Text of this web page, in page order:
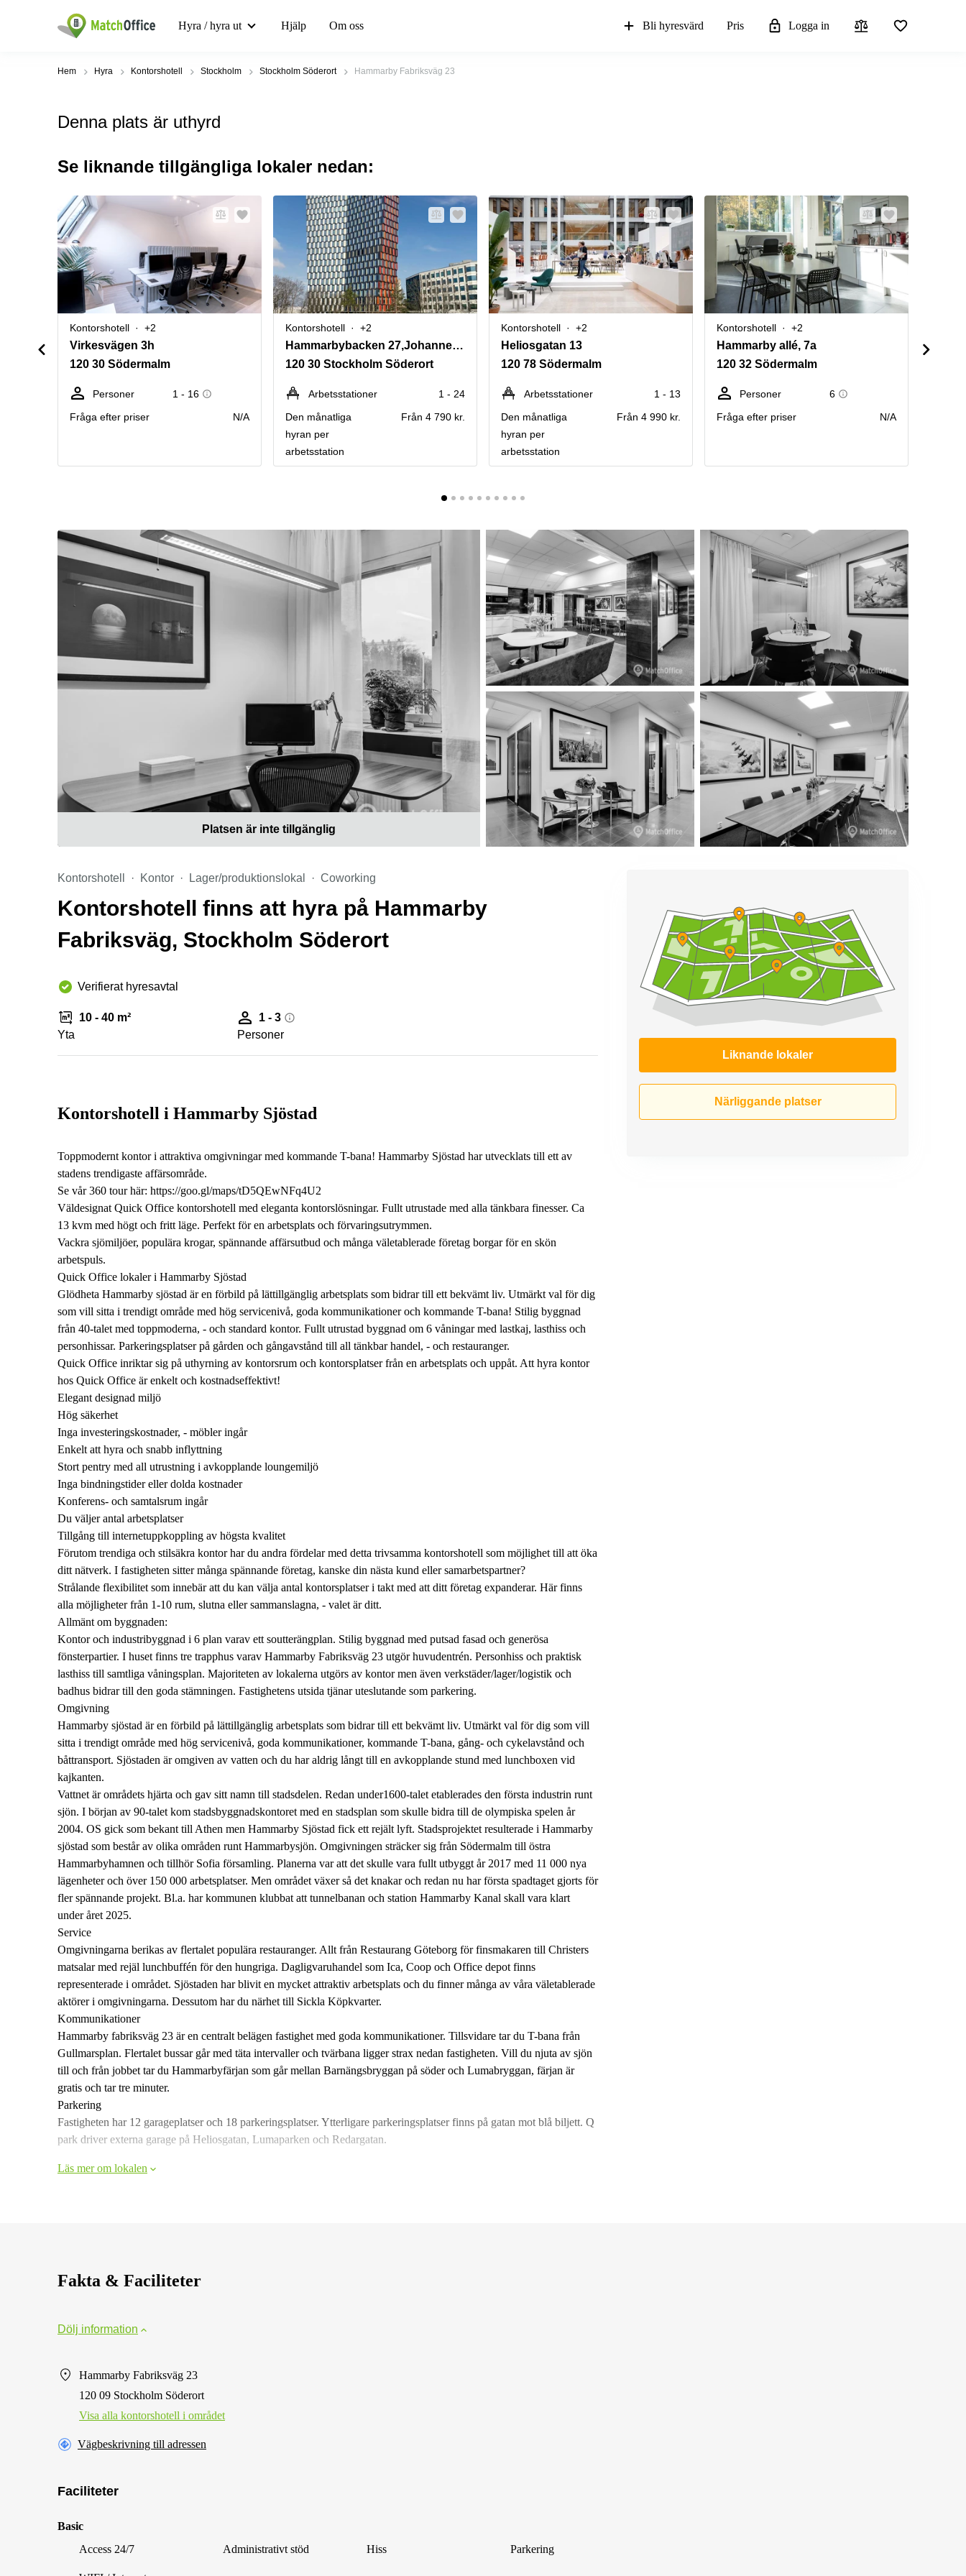
Hyra / hyra ut Hjälp Om oss Bli hyresvärd Pris Logga in
Hem Hyra Kontorshotell Stockholm Stockholm Söderort Hammarby Fabriksväg 23
Denna plats är uthyrd
Se liknande tillgängliga lokaler nedan:
Kontorshotell +2
Virkesvägen 3h
120 30 Södermalm
Personer
1 - 16
Fråga efter priser
N/A
Kontorshotell +2
Hammarbybacken 27,Johanneshov
120 30 Stockholm Söderort
Arbetsstationer
1 - 24
Den månatliga
hyran per
arbetsstation
Från 4 790 kr.
Kontorshotell +2
Heliosgatan 13
120 78 Södermalm
Arbetsstationer
1 - 13
Den månatliga
hyran per
arbetsstation
Från 4 990 kr.
Kontorshotell +2
Hammarby allé, 7a
120 32 Södermalm
Personer
6
Fråga efter priser
N/A
Platsen är inte tillgänglig
Kontorshotell Kontor Lager/produktionslokal Coworking
Kontorshotell finns att hyra på Hammarby
Fabriksväg, Stockholm Söderort
Verifierat hyresavtal
10 - 40 m²
Yta
1 - 3
Personer
Liknande lokaler
Närliggande platser
Kontorshotell i Hammarby Sjöstad
Toppmodernt kontor i attraktiva omgivningar med kommande T-bana! Hammarby Sjöstad har utvecklats till ett av
stadens trendigaste affärsområde.
Se vår 360 tour här: https://goo.gl/maps/tD5QEwNFq4U2
Väldesignat Quick Office kontorshotell med eleganta kontorslösningar. Fullt utrustade med alla tänkbara finesser. Ca
13 kvm med högt och fritt läge. Perfekt för en arbetsplats och förvaringsutrymmen.
Vackra sjömiljöer, populära krogar, spännande affärsutbud och många väletablerade företag borgar för en skön
arbetspuls.
Quick Office lokaler i Hammarby Sjöstad
Glödheta Hammarby sjöstad är en förbild på lättillgänglig arbetsplats som bidrar till ett bekvämt liv. Utmärkt val för dig
som vill sitta i trendigt område med hög servicenivå, goda kommunikationer och kommande T-bana! Stilig byggnad
från 40-talet med toppmoderna, - och standard kontor. Fullt utrustad byggnad om 6 våningar med lastkaj, lasthiss och
personhissar. Parkeringsplatser på gården och gångavstånd till all tänkbar handel, - och restauranger.
Quick Office inriktar sig på uthyrning av kontorsrum och kontorsplatser från en arbetsplats och uppåt. Att hyra kontor
hos Quick Office är enkelt och kostnadseffektivt!
Elegant designad miljö
Hög säkerhet
Inga investeringskostnader, - möbler ingår
Enkelt att hyra och snabb inflyttning
Stort pentry med all utrustning i avkopplande loungemiljö
Inga bindningstider eller dolda kostnader
Konferens- och samtalsrum ingår
Du väljer antal arbetsplatser
Tillgång till internetuppkoppling av högsta kvalitet
Förutom trendiga och stilsäkra kontor har du andra fördelar med detta trivsamma kontorshotell som möjlighet till att öka
ditt nätverk. I fastigheten sitter många spännande företag, kanske din nästa kund eller samarbetspartner?
Strålande flexibilitet som innebär att du kan välja antal kontorsplatser i takt med att ditt företag expanderar. Här finns
alla möjligheter från 1-10 rum, slutna eller sammanslagna, - valet är ditt.
Allmänt om byggnaden:
Kontor och industribyggnad i 6 plan varav ett soutterängplan. Stilig byggnad med putsad fasad och generösa
fönsterpartier. I huset finns tre trapphus varav Hammarby Fabriksväg 23 utgör huvudentrén. Personhiss och praktisk
lasthiss till samtliga våningsplan. Majoriteten av lokalerna utgörs av kontor men även verkstäder/lager/logistik och
badhus bidrar till den goda stämningen. Fastighetens utsida tjänar uteslutande som parkering.
Omgivning
Hammarby sjöstad är en förbild på lättillgänglig arbetsplats som bidrar till ett bekvämt liv. Utmärkt val för dig som vill
sitta i trendigt område med hög servicenivå, goda kommunikationer, kommande T-bana, gång- och cykelavstånd och
båttransport. Sjöstaden är omgiven av vatten och du har aldrig långt till en avkopplande stund med lunchboxen vid
kajkanten.
Vattnet är områdets hjärta och gav sitt namn till stadsdelen. Redan under1600-talet etablerades den första industrin runt
sjön. I början av 90-talet kom stadsbyggnadskontoret med en stadsplan som skulle bidra till de olympiska spelen år
2004. OS gick som bekant till Athen men Hammarby Sjöstad fick ett rejält lyft. Stadsprojektet resulterade i Hammarby
sjöstad som består av olika områden runt Hammarbysjön. Omgivningen sträcker sig från Södermalm till östra
Hammarbyhamnen och tillhör Sofia församling. Planerna var att det skulle vara fullt utbyggt år 2017 med 11 000 nya
lägenheter och över 150 000 arbetsplatser. Men området växer så det knakar och redan nu har första spadtaget gjorts för
fler spännande projekt. Bl.a. har kommunen klubbat att tunnelbanan och station Hammarby Kanal skall vara klart
under året 2025.
Service
Omgivningarna berikas av flertalet populära restauranger. Allt från Restaurang Göteborg för finsmakaren till Christers
matsalar med rejäl lunchbuffén för den hungriga. Dagligvaruhandel som Ica, Coop och Office depot finns
representerade i området. Sjöstaden har blivit en mycket attraktiv arbetsplats och du finner många av våra väletablerade
aktörer i omgivningarna. Dessutom har du närhet till Sickla Köpkvarter.
Kommunikationer
Hammarby fabriksväg 23 är en centralt belägen fastighet med goda kommunikationer. Tillsvidare tar du T-bana från
Gullmarsplan. Flertalet bussar går med täta intervaller och tvärbana ligger strax nedan fastigheten. Vill du njuta av sjön
till och från jobbet tar du Hammarbyfärjan som går mellan Barnängsbryggan på söder och Lumabryggan, färjan är
gratis och tar tre minuter.
Parkering
Fastigheten har 12 garageplatser och 18 parkeringsplatser. Ytterligare parkeringsplatser finns på gatan mot blå biljett. Q
park driver externa garage på Heliosgatan, Lumaparken och Redargatan.
Läs mer om lokalen
Fakta & Faciliteter
Dölj information
Hammarby Fabriksväg 23
120 09 Stockholm Söderort
Visa alla kontorshotell i området
Vägbeskrivning till adressen
Faciliteter
Basic
Access 24/7
Administrativt stöd Hiss Parkering